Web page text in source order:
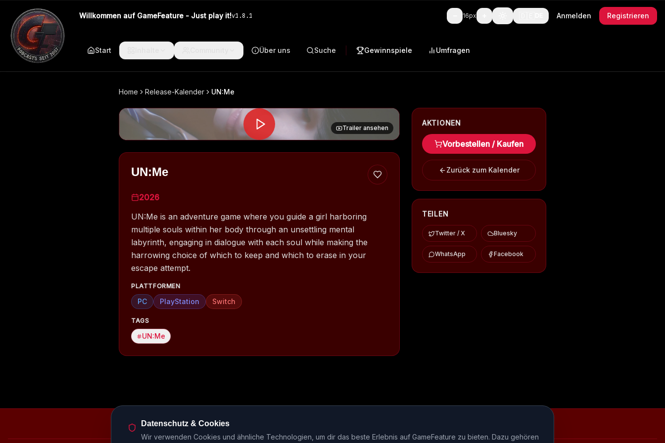
Willkommen auf GameFeature - Just play it!v1.8.1 16px Anmelden Registrieren
Start Über uns Suche Gewinnspiele Umfragen
Home Release-Kalender UN:Me
Trailer ansehen
UN:Me
2026
UN:Me is an adventure game where you guide a girl harboring
multiple souls within her body through an unsettling mental
labyrinth, engaging in dialogue with each soul while making the
harrowing choice of which to keep and which to erase in your
escape attempt.
PLATTFORMEN
PC PlayStation Switch
TAGS
UN:Me
AKTIONEN
Vorbestellen / Kaufen
Zurück zum Kalender
TEILEN
Twitter / X Bluesky
WhatsApp Facebook
Episodenbibliothek Release-Kalender
Datenschutz & Cookies
Wir verwenden Cookies und ähnliche Technologien, um dir das beste Erlebnis auf GameFeature zu bieten. Dazu gehören